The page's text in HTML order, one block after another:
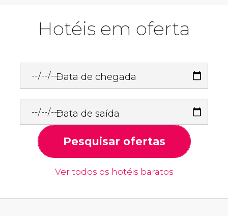
Hotéis em oferta
Data de chegada
Data de saída
Pesquisar ofertas
Ver todos os hotéis baratos